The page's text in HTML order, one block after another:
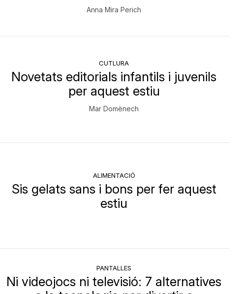
Anna Mira Perich
CUTLURA
Novetats editorials infantils i juvenils
per aquest estiu
Mar Domènech
ALIMENTACIÓ
Sis gelats sans i bons per fer aquest
estiu
PANTALLES
Ni videojocs ni televisió: 7 alternatives